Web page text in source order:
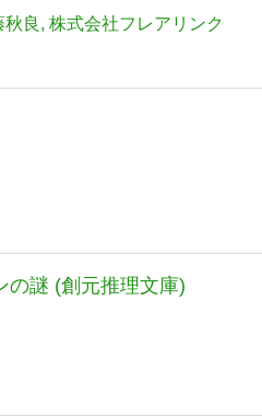
秋良 株式会社フレアリンク
の謎 (創元推理文庫)